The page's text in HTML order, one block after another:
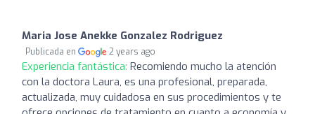
Maria Jose Anekke Gonzalez Rodriguez
Publicada en 2 years ago
Experiencia fantástica: Recomiendo mucho la atención
con la doctora Laura, es una profesional, preparada,
actualizada, muy cuidadosa en sus procedimientos y te